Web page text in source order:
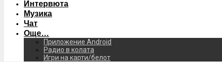
Интервюта
Музика
Чат
Още…
Приложение Android
Радио в колата
Игри на карти/белот